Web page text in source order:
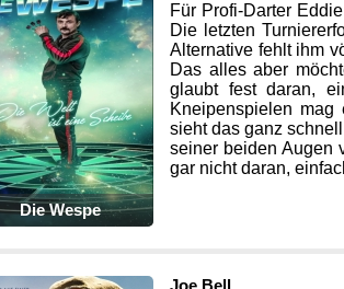
Die Wespe
Für Profi-Darter
Die letzten
Alternative fehlt ihm
Das alles aber
glaubt fest daran,
Kneipenspielen
sieht das ganz
seiner beiden Augen
gar nicht daran,
Joe Bell